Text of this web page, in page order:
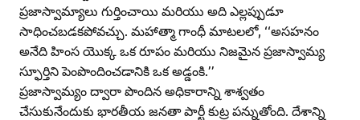
ప్రజాస్వామ్యాలు గుర్తించాయి మరియు అది ఎల్లప్పుడూ
సాధించబడకపోవచ్చు. మహాత్మా గాంధీ మాటలలో, ‘‘అసహనం
అనేది హింస యొక్క ఒక రూపం మరియు నిజమైన ప్రజాస్వామ్య
స్ఫూర్తిని పెంపొందించడానికి ఒక అడ్డంకి.’’
ప్రజాస్వామ్యం ద్వారా పొందిన అధికారాన్ని శాశ్వతం
చేసుకునేందుకు భారతీయ జనతా పార్టీ కుట్ర పన్నుతోంది. దేశాన్ని